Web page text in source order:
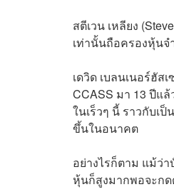
สตีเวน เหลียง
เท่านั้นถือครองหุ้น
เดวิด เบลนเนอร์ฮัส
CCASS มา 13 ปีแ
ในเร็วๆ นี้ ราวกับเ
ขึ้นในอนาคต
อย่างไรก็ตาม แม้ว่
หุ้นก็สูงมากพอจะก